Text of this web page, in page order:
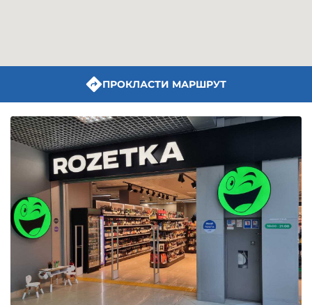
ПРОКЛАСТИ МАРШРУТ